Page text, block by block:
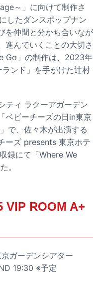
～」に向けて制作さ
したダンスポップナン
を仲間と分かち合いなが
進んでいくことの大切さ
Go」の制作は、2023年
ンド」を手がけた辻村
ティ ラクーアガーデン
ベビーチーズの日in東京
で、佐々木が出演する
ーズ presents 東京ホテ
録にて「Where We
。
VIP ROOM A+
ガーデンシアター
19:30 ※予定